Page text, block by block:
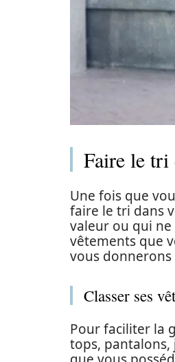
Faire le tri
Une fois que
faire le tri dans
valeur ou qui
vêtements que
vous
Classer ses
Pour faciliter la
tops, pantalons,